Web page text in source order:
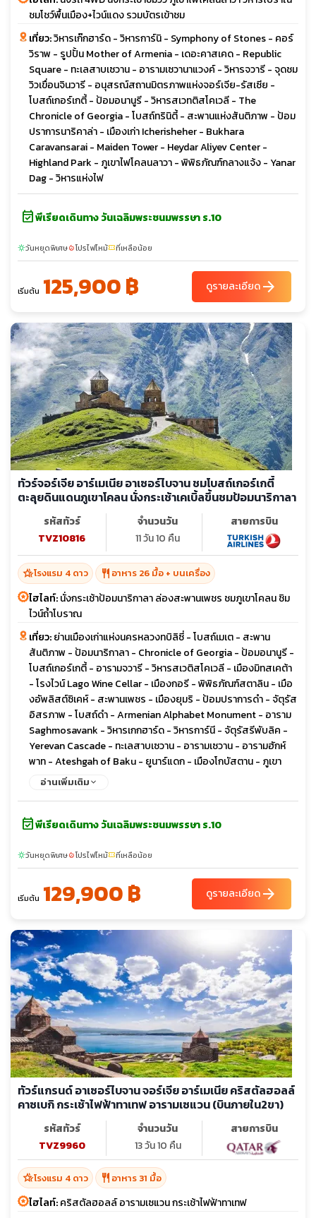
ชมโชว์พื้นเมือง+ไวน์แดง รวมบัตรเข้าชม
เที่ยว:วิหารเก๊กฮาร์ด - วิหารการ์นิ - Symphony of Stones - คอร์
วิราพ - รูปปั้น Mother of Armenia - เดอะคาสเคด - Republic
Square - ทะเลสาบเซวาน - อารามเซวานาแวงค์ - วิหารจวารี - จุดชม
วิวเขื่อนจินวารี - อนุสรณ์สถานมิตรภาพแห่งจอร์เจีย-รัสเซีย -
โบสถ์เกอร์เกตี้ - ป้อมอนานูรี - วิหารสเวทติสโคเวลี - The
Chronicle of Georgia - โบสถ์ทรินิตี้ - สะพานแห่งสันติภาพ - ป้อม
ปราการนาริคาล่า - เมืองเก่า Icherisheher - Bukhara
Caravansarai - Maiden Tower - Heydar Aliyev Center -
Highland Park - ภูเขาไฟโคลนลาวา - พิพิธภัณฑ์กลางแจ้ง - Yanar
Dag - วิหารแห่งไฟ
event_availableพีเรียดเดินทาง วันเฉลิมพระชนมพรรษา ร.10
sunnyวันหยุดพิเศษlocal_fire_departmentโปรไฟไหม้confirmation_numberที่เหลือน้อย
เริ่มต้น 125,900 ฿ ดูรายละเอียดarrow_forward
ทัวร์จอร์เจีย อาร์เมเนีย อาเซอร์ไบจาน ชมโบสถ์เกอร์เกตี้
ตะลุยดินแดนภูเขาโคลน นั่งกระเช้าเคเบิ้ลขึ้นชมป้อมนาริกาลา
รหัสทัวร์
TVZ10816
จำนวนวัน
11 วัน 10 คืน
สายการบิน
hotel_classโรงแรม 4 ดาว restaurant อาหาร 26 มื้อ + บนเครื่อง
ไฮไลท์:นั่งกระเช้าป้อมนาริกาลา ล่องสะพานเพชร ชมภูเขาโคลน ชิม
ไวน์ถ้ำโบราณ
เที่ยว:ย่านเมืองเก่าแห่งนครหลวงทบิลิซี่ - โบสถ์เมเต - สะพาน
สันติภาพ - ป้อมนาริกาลา - Chronicle of Georgia - ป้อมอนานูรี -
โบสถ์เกอร์เกตี้ - อารามจวารี - วิหารสเวติสโคเวลี - เมืองมิทสเคต้า
- โรงไวน์ Lago Wine Cellar - เมืองกอรี - พิพิธภัณฑ์สตาลิน - เมือ
งอัพลิสต์ซิเคห์ - สะพานเพชร - เมืองยุมริ - ป้อมปราการดำ - จัตุรัส
อิสรภาพ - โบสถ์ดำ - Armenian Alphabet Monument - อาราม
Saghmosavank - วิหารเกกฮาร์ด - วิหารการ์นี - จัตุรัสรีพับลิค -
Yerevan Cascade - ทะเลสาบเซวาน - อารามเซวาน - อารามฮักห์
พาท - Ateshgah of Baku - ยูนาร์แดก - เมืองโกบัสตาน - ภูเขา
โคลน - เมืองเก่าบากู - พระราชวังแห่งราชวงศ์เชอร์วาน - คาราวาน
อ่านเพิ่มเติม
event_availableพีเรียดเดินทาง วันเฉลิมพระชนมพรรษา ร.10
sunnyวันหยุดพิเศษlocal_fire_departmentโปรไฟไหม้confirmation_numberที่เหลือน้อย
เริ่มต้น 129,900 ฿ ดูรายละเอียดarrow_forward
ทัวร์แกรนด์ อาเซอร์ไบจาน จอร์เจีย อาร์เมเนีย คริสตัลฮอลล์
คาซเบกิ กระเช้าไฟฟ้าทาเทฟ อารามเซแวน (บินภายใน2ขา)
รหัสทัวร์
TVZ9960
จำนวนวัน
13 วัน 10 คืน
สายการบิน
hotel_classโรงแรม 4 ดาว restaurant อาหาร 31 มื้อ
ไฮไลท์:คริสตัลฮอลล์ อารามเซแวน กระเช้าไฟฟ้าทาเทฟ